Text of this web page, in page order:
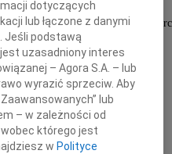
współczucia z powodu
Pani Profesorowej
Nadolskiej
dotyczących
lub łączone z danymi
Jeśli podstawą
uzasadniony interes
– Agora S.A. – lub
wyrazić sprzeciw. Aby
lub
– w zależności od
którego jest
w Polityce